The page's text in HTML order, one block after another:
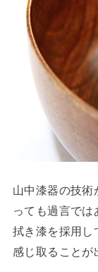
山中漆器の技術
っても過言で
拭き漆を採用し
感じ取ることが